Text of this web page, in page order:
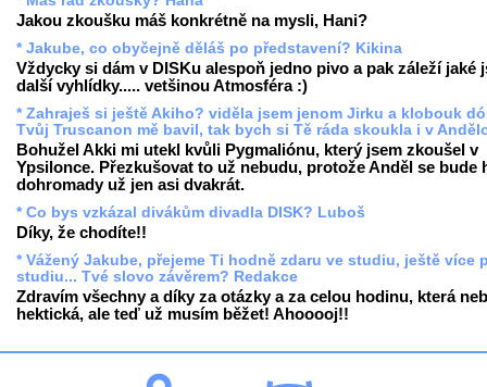
Jakou zkoušku máš konkrétně na mysli, Hani?
* Jakube, co obyčejně děláš po představení? Kikina
Vždycky si dám v DISKu alespoň jedno pivo a pak záleží jaké
další vyhlídky..... vetšinou Atmosféra :)
* Zahraješ si ještě Akiho? viděla jsem jenom Jirku a klobouk
Tvůj Truscanon mě bavil, tak bych si Tě ráda skoukla i v
Bohužel Akki mi utekl kvůli Pygmaliónu, který jsem zkoušel v
Ypsilonce. Přezkušovat to už nebudu, protože Anděl se bude
dohromady už jen asi dvakrát.
* Co bys vzkázal divákům divadla DISK? Luboš
Díky, že chodíte!!
* Vážený Jakube, přejeme Ti hodně zdaru ve studiu, ještě více
studiu... Tvé slovo závěrem? Redakce
Zdravím všechny a díky za otázky a za celou hodinu, která
hektická, ale teď už musím běžet! Ahooooj!!